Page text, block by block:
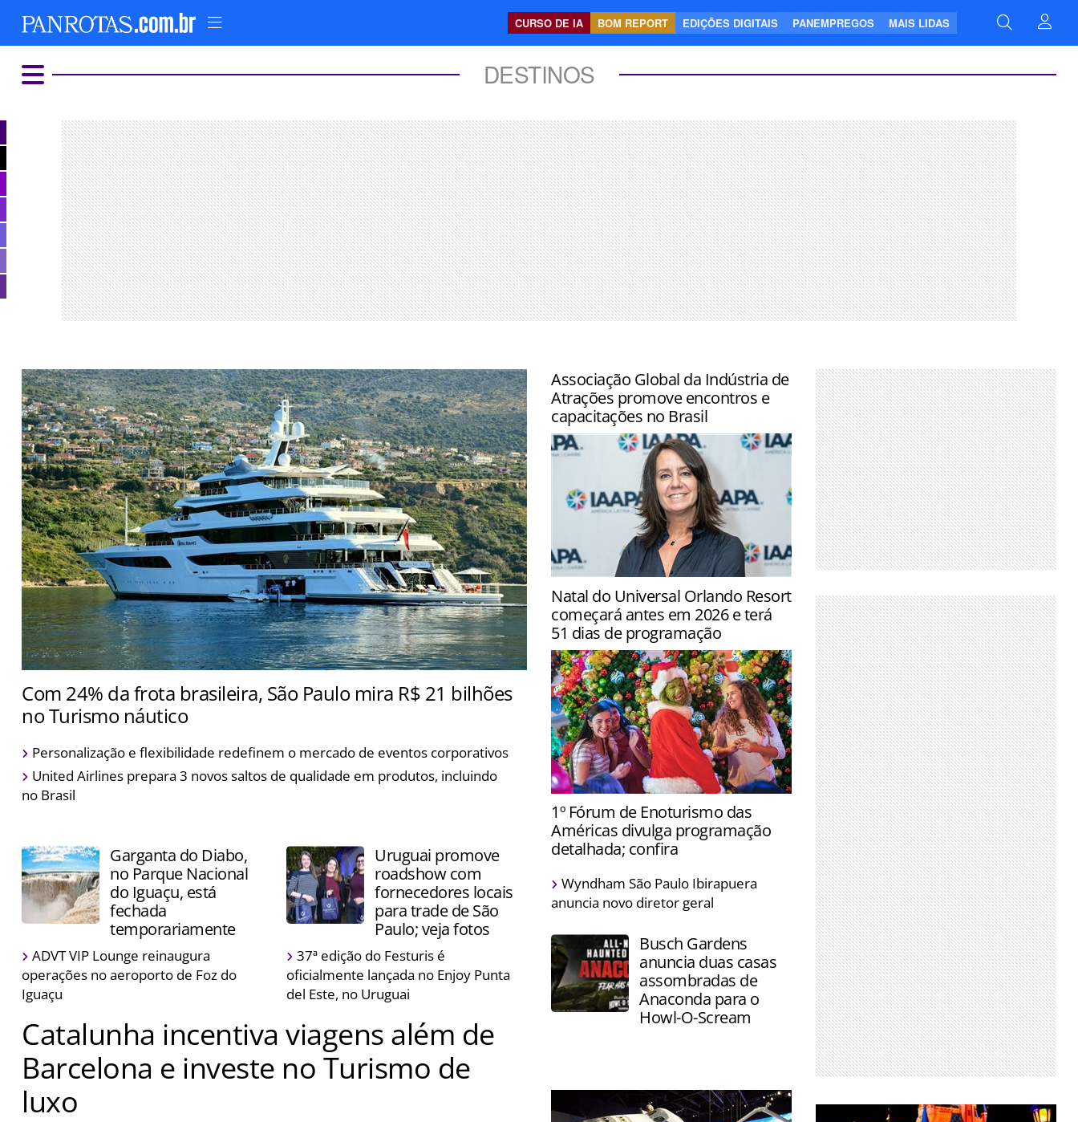
CURSO DE IA BOM REPORT EDIÇÕES DIGITAIS PANEMPREGOS MAIS LIDAS
DESTINOS
COMER E BEBER
ALTERNATIVO
LUXO E GLAMOUR
PARQUES TEMÁTICOS
FIQUE LIGADO
Com 24% da frota brasileira, São Paulo mira R$ 21 bilhões
no Turismo náutico
Estado concentra 240.981 embarcações e prevê 60 novas estruturas públicas de
apoio à navegação até 2033
Personalização e flexibilidade redefinem o mercado de eventos corporativos
United Airlines prepara 3 novos saltos de qualidade em produtos, incluindo
no Brasil
Associação Global da Indústria de
Atrações promove encontros e
capacitações no Brasil
Programação inclui encontros e
programas de capacitação em São
Paulo, Balneário Camboriú e Penha
Natal do Universal Orlando Resort
começará antes em 2026 e terá
51 dias de programação
Epic Universe receberá a celebração
pela primeira vez e prepara decorações
especiais para a ocasião
1º Fórum de Enoturismo das
Américas divulga programação
detalhada; confira
Evento acontece na próxima semana,
em São Paulo, e terá palestras e
degustação de vinhos e queijos
Wyndham São Paulo Ibirapuera
anuncia novo diretor geral
Garganta do Diabo,
no Parque Nacional
do Iguaçu, está
fechada
temporariamente
ADVT VIP Lounge reinaugura
operações no aeroporto de Foz do
Iguaçu
Uruguai promove
roadshow com
fornecedores locais
para trade de São
Paulo; veja fotos
37ª edição do Festuris é
oficialmente lançada no Enjoy Punta
del Este, no Uruguai
Busch Gardens
anuncia duas casas
assombradas de
Anaconda para o
Howl-O-Scream
Catalunha incentiva viagens além de
Barcelona e investe no Turismo de
luxo